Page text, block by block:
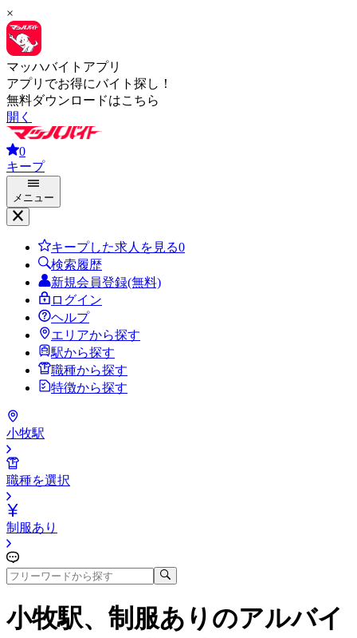
×
マッハバイトアプリ
アプリでお得にバイト探し！
無料ダウンロードはこちら
開く
0
キープ
メニュー
キープした求人を見る0
検索履歴
新規会員登録(無料)
ログイン
ヘルプ
エリアから探す
駅から探す
職種から探す
特徴から探す
小牧駅
職種を選択
制服あり
小牧駅、制服あり のアルバイ